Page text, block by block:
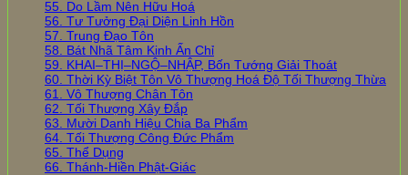
55. Do Lầm Nên Hữu Hoá
56. Tư Tưởng Đại Diện Linh Hồn
57. Trung Đạo Tôn
58. Bát Nhã Tâm Kinh Ấn Chỉ
59. KHAI–THỊ–NGỘ–NHẬP, Bốn Tướng Giải Thoát
60. Thời Kỳ Biệt Tôn Vô Thượng Hoá Độ Tối Thượng Thừa
61. Vô Thượng Chân Tôn
62. Tối Thượng Xây Đắp
63. Mười Danh Hiệu Chia Ba Phẩm
64. Tối Thượng Công Đức Phẩm
65. Thể Dụng
66. Thánh-Hiền Phật-Giác